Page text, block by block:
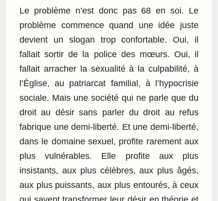
Le problème n’est donc pas 68 en soi. Le
problème commence quand une idée juste
devient un slogan trop confortable. Oui, il
fallait sortir de la police des mœurs. Oui, il
fallait arracher la sexualité à la culpabilité, à
l’Église, au patriarcat familial, à l’hypocrisie
sociale. Mais une société qui ne parle que du
droit au désir sans parler du droit au refus
fabrique une demi-liberté. Et une demi-liberté,
dans le domaine sexuel, profite rarement aux
plus vulnérables. Elle profite aux plus
insistants, aux plus célèbres, aux plus âgés,
aux plus puissants, aux plus entourés, à ceux